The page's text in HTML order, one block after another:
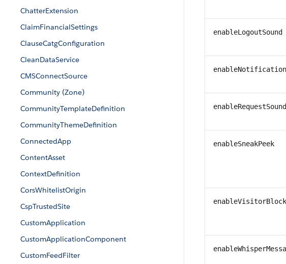
ChatterExtension
ClaimFinancialSettings
ClauseCatgConfiguration
CleanDataService
CMSConnectSource
Community (Zone)
CommunityTemplateDefinition
CommunityThemeDefinition
ConnectedApp
ContentAsset
ContextDefinition
CorsWhitelistOrigin
CspTrustedSite
CustomApplication
CustomApplicationComponent
CustomFeedFilter
enableLogoutSound
enableRequestSound
enableSneakPeek